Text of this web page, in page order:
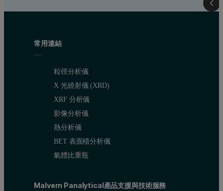
常用連結
粒徑分析儀
X 光繞射儀 (XRD)
XRF 分析儀
影像分析儀
熱分析儀
BET 表面積分析儀
氣體比重瓶
Malvern Panalytical產品支援與技術服務